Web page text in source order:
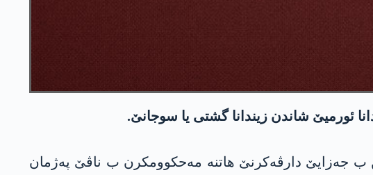
ئورمیێ شاندن زیندانا گشتی یا سوجانێ.
ب جەزایێ دارڤەکرنێ هاتنە مەحکوومکرن ب ناڤێ پەژمان